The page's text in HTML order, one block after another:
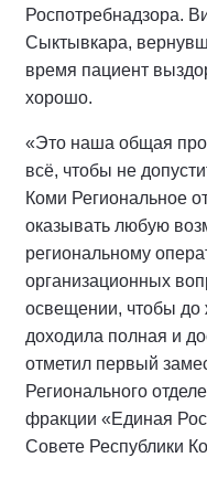
Роспотребнадзора.
Сыктывкара,
время пациент
хорошо.
«Это наша общая
всё, чтобы не
Коми Региональное
оказывать любую
региональному
организационных
освещении, чтобы до
доходила полная и
отметил первый
Регионального
фракции «Единая
Совете Республики